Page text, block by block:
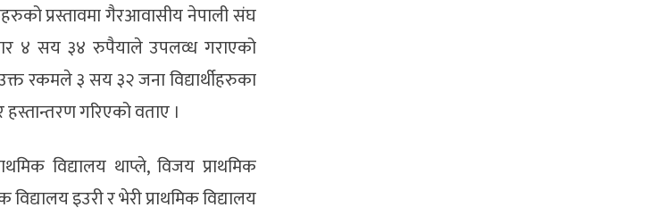
प्रस्तावमा गैरआवासीय नेपाली संघ
४ सय ३४ रुपैयाले उपलव्ध गराएको
रकमले ३ सय ३२ जना विद्यार्थीहरुका
गरिएको वताए ।
विद्यालय थाप्ले, विजय प्राथमिक
इउरी र भेरी प्राथमिक विद्यालय